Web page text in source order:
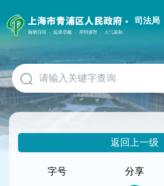
障
碍
作
说
明
跳
到
网
司法局
返回上一级
字号
分享